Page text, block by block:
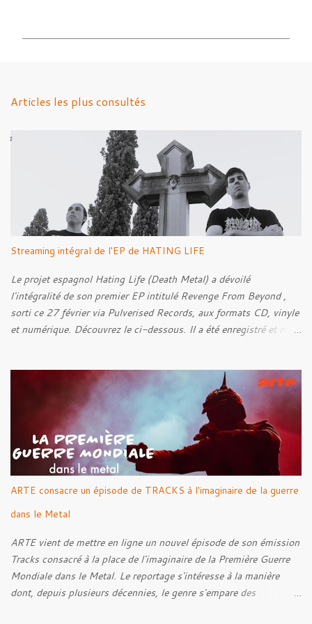
Articles les plus consultés
Streaming intégral de l'EP de HATING LIFE
Le projet espagnol Hating Life (Death Metal) a dévoilé
l'intégralité de son premier EP intitulé Revenge From Beyond ,
sorti ce 27 février via Pulverised Records, aux formats CD, vinyle
et numérique. Découvrez le ci-dessous. Il a été enregistré et mixé
Rebellion Against The Vile 05. Revenge From Beyond 06. The
Sense Of Fear
ARTE consacre un épisode de TRACKS à l'imaginaire de la guerre
dans le Metal
ARTE vient de mettre en ligne un nouvel épisode de son émission
Tracks consacré à la place de l'imaginaire de la Première Guerre
Mondiale dans le Metal. Le reportage s'intéresse à la manière
dont, depuis plusieurs décennies, le genre s'empare des